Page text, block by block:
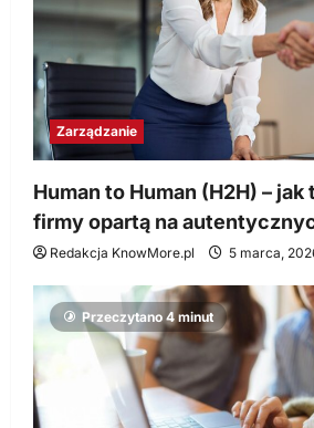
Zarządzanie
Human to Human (H2H) –
firmy opartą na
Redakcja KnowMore.pl 5 marca,
Przeczytano 4 minut